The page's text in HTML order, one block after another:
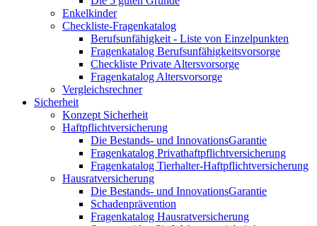
Enkelkinder
Checkliste-Fragenkatalog
Berufsunfähigkeit - Liste von Einzelpunkten
Fragenkatalog Berufsunfähigkeitsvorsorge
Checkliste Private Altersvorsorge
Fragenkatalog Altersvorsorge
Vergleichsrechner
Sicherheit
Konzept Sicherheit
Haftpflichtversicherung
Die Bestands- und InnovationsGarantie
Fragenkatalog Privathaftpflichtversicherung
Fragenkatalog Tierhalter-Haftpflichtversicherung
Hausratversicherung
Die Bestands- und InnovationsGarantie
Schadenprävention
Fragenkatalog Hausratversicherung